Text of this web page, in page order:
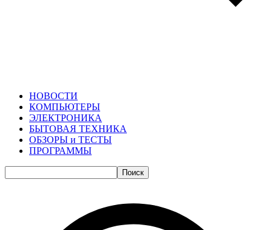
НОВОСТИ
КОМПЬЮТЕРЫ
ЭЛЕКТРОНИКА
БЫТОВАЯ ТЕХНИКА
ОБЗОРЫ и ТЕСТЫ
ПРОГРАММЫ
Поиск